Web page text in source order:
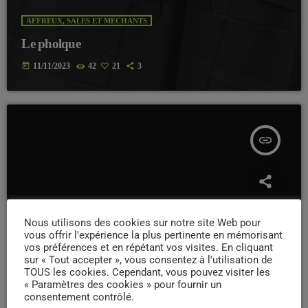
AFFREUX, SALES ET MÉCHANTS
Le pholque
today 11/11/2023 42 21 3
insert_link
Nous utilisons des cookies sur notre site Web pour
vous offrir l'expérience la plus pertinente en mémorisant
vos préférences et en répétant vos visites. En cliquant
sur « Tout accepter », vous consentez à l'utilisation de
TOUS les cookies. Cependant, vous pouvez visiter les
« Paramètres des cookies » pour fournir un
consentement contrôlé.